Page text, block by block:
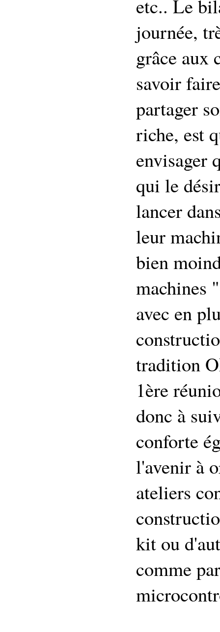
etc.. Le
journée,
grâce aux
savoir
partager
riche, est
envisager
qui le
lancer
leur
bien
machines
avec en
tradition
1ère
donc à
conforte
l'avenir à
ateliers
kit ou
comme